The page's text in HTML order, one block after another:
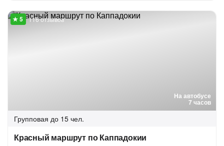
На автобусе
7 часов
116 отзывов
Групповая до 15 чел.
Красный маршрут по Каппадокии